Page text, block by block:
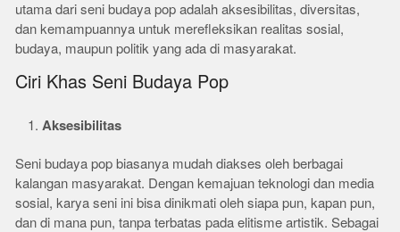
utama dari seni budaya pop adalah aksesibilitas, diversitas,
dan kemampuannya untuk merefleksikan realitas sosial,
budaya, maupun politik yang ada di masyarakat.
Ciri Khas Seni Budaya Pop
Aksesibilitas
Seni budaya pop biasanya mudah diakses oleh berbagai
kalangan masyarakat. Dengan kemajuan teknologi dan media
sosial, karya seni ini bisa dinikmati oleh siapa pun, kapan pun,
dan di mana pun, tanpa terbatas pada elitisme artistik. Sebagai